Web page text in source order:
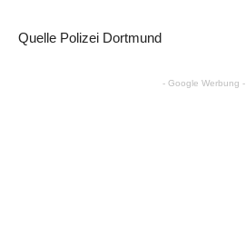
Quelle Polizei Dortmund
- Google Werbung -